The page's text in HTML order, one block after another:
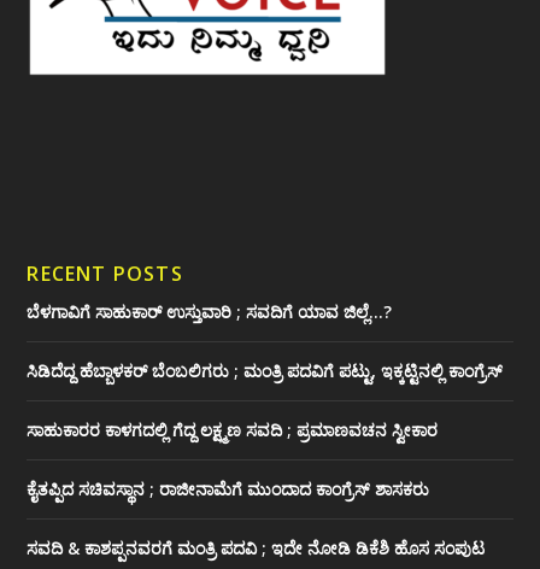
RECENT POSTS
ಬೆಳಗಾವಿಗೆ ಸಾಹುಕಾರ್ ಉಸ್ತುವಾರಿ ; ಸವದಿಗೆ ಯಾವ ಜಿಲ್ಲೆ…?
ಸಿಡಿದೆದ್ದ ಹೆಬ್ಬಾಳಕರ್ ಬೆಂಬಲಿಗರು ; ಮಂತ್ರಿ ಪದವಿಗೆ ‌ಪಟ್ಟು, ಇಕ್ಕಟ್ಟಿನಲ್ಲಿ ಕಾಂಗ್ರೆಸ್
ಸಾಹುಕಾರರ ಕಾಳಗದಲ್ಲಿ ಗೆದ್ದ ಲಕ್ಷ್ಮಣ ಸವದಿ ; ಪ್ರಮಾಣವಚನ ಸ್ವೀಕಾರ
ಕೈತಪ್ಪಿದ ಸಚಿವಸ್ಥಾನ ; ರಾಜೀನಾಮೆಗೆ ಮುಂದಾದ ಕಾಂಗ್ರೆಸ್ ‌ಶಾಸಕರು
ಸವದಿ & ಕಾಶಪ್ಪನವರಗೆ ಮಂತ್ರಿ ಪದವಿ ; ಇದೇ ನೋಡಿ‌ ಡಿಕೆಶಿ ಹೊಸ ಸಂಪುಟ